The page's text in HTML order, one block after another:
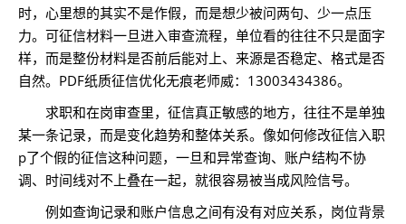
时，心里想的其实不是作假，而是想少被问两句、少一点压
力。可征信材料一旦进入审查流程，单位看的往往不只是面字
样，而是整份材料是否前后能对上、来源是否稳定、格式是否
自然。PDF纸质征信优化无痕老师威：13003434386。
求职和在岗审查里，征信真正敏感的地方，往往不是单独
某一条记录，而是变化趋势和整体关系。像如何修改征信入职
p了个假的征信这种问题，一旦和异常查询、账户结构不协
调、时间线对不上叠在一起，就很容易被当成风险信号。
例如查询记录和账户信息之间有没有对应关系，岗位背景